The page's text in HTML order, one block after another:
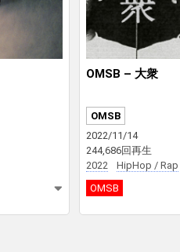
OMSB – 大衆
OMSB
2022/11/14
244,686回再生
2022
HipHop / Rap
OMSB